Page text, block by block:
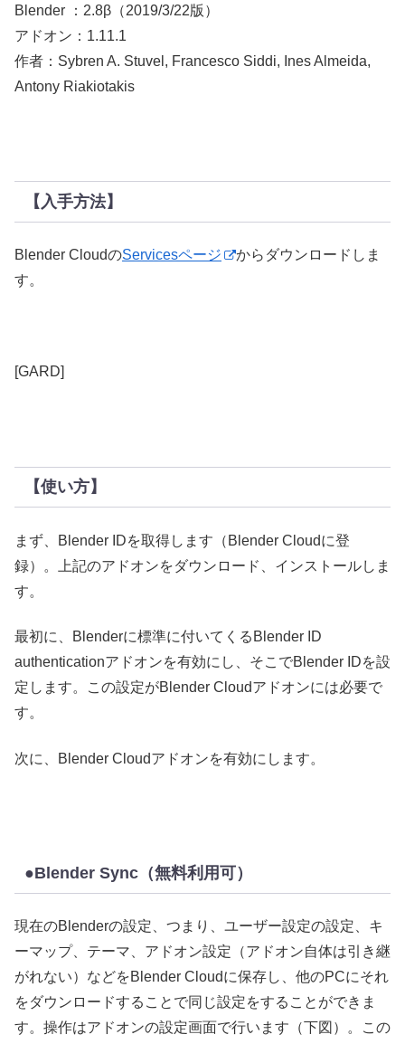
Blender ：2.8β（2019/3/22版）
アドオン：1.11.1
作者：Sybren A. Stuvel, Francesco Siddi, Ines Almeida,
Antony Riakiotakis
【入手方法】
Blender CloudのServicesページ
からダウンロードしま
す。
[GARD]
【使い方】
まず、Blender IDを取得します（Blender Cloudに登
録）。上記のアドオンをダウンロード、インストールしま
す。
最初に、Blenderに標準に付いてくるBlender ID
authenticationアドオンを有効にし、そこでBlender IDを設
定します。この設定がBlender Cloudアドオンには必要で
す。
次に、Blender Cloudアドオンを有効にします。
●Blender Sync（無料利用可）
現在のBlenderの設定、つまり、ユーザー設定の設定、キ
ーマップ、テーマ、アドオン設定（アドオン自体は引き継
がれない）などをBlender Cloudに保存し、他のPCにそれ
をダウンロードすることで同じ設定をすることができま
す。操作はアドオンの設定画面で行います（下図）。この